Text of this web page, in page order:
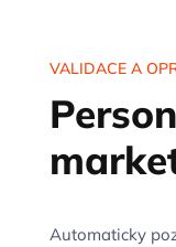
VALIDACE A
Automaticky